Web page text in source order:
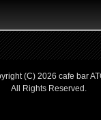
(C) 2026 cafe bar
All Rights Reserved.